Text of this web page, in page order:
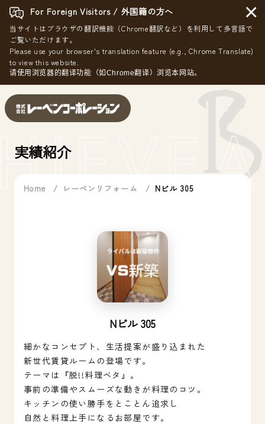
For Foreign Visitors / 外国籍の方へ
当サイトはブラウザの翻訳機能（Chrome翻訳など）を利用して多言語で
ご覧いただけます。
Please use your browser's translation feature (e.g., Chrome Translate)
to view this website.
请使用浏览器的翻译功能（如Chrome翻译）浏览本网站。
×
実績紹介
Home レーベンリフォーム Nビル 305
Nビル 305
細かなコンセプト、生活提案が盛り込まれた
新世代賃貸ルームの登場です。
テーマは『脱!!料理ベタ』。
事前の準備やスムーズな動きが料理のコツ。
キッチンの使い勝手をとことん追求し
自然と料理上手になるお部屋です。